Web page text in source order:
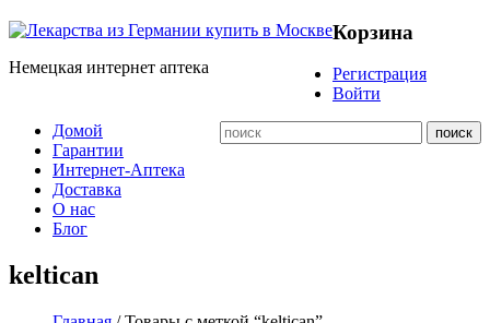
Немецкая интернет аптека
Корзина
Регистрация
Войти
Домой
Гарантии
Интернет-Аптека
Доставка
О нас
Блог
keltican